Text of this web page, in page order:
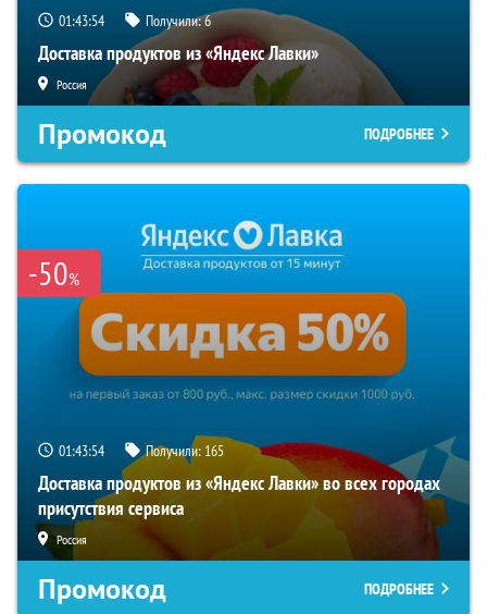
01:43:53 Получили:6
Доставка продуктов из «Яндекс Лавки»
Россия
Промокод ПОДРОБНЕЕ
-50%
01:43:53 Получили: 165
Доставка продуктов из «Яндекс Лавки» во всех городах
присутствия сервиса
Россия
Промокод ПОДРОБНЕЕ